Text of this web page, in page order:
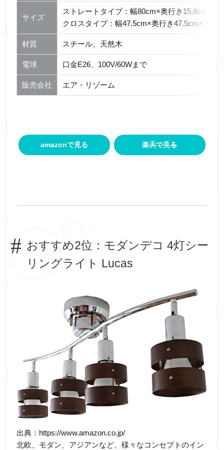
サイズ
ストレートタイプ：幅80cm×奥行き15.8cm×高
クロスタイプ：幅47.5cm×奥行き47.5cm×高さ
材質 スチール、天然木
電球 口金E26、100V/60Wまで
販売会社 エア・リゾーム
amazonで見る 楽天で見る
おすすめ2位：モダンデコ 4灯シー
リングライト Lucas
出典：https://www.amazon.co.jp/
北欧、モダン、アジアンなど、様々なコンセプトのイン